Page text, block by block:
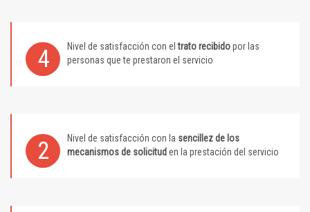
4 Nivel de satisfacción con eltrato recibidopor las
personas que te prestaron el servicio
2 Nivel de satisfacción con la sencillez de los
mecanismos de solicitud en la prestación del servicio